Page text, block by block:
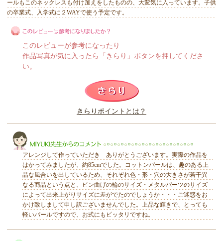
ールもこのネックレスも付け加えをしたものの、大変気に入っています。子供
の卒業式、入学式に２WAYで使う予定です。
このレビューは参考になりましたか？
このレビューが参考になったり
作品写真が気に入ったら「きらり」ボタンを押してくださ
い。
きらりポイントとは？
MIYUKI先生からのコメント
アレンジして作っていただき ありがとうございます。実際の作品を
はかってみましたが、約85cmでした。コットンパールは、趣のある上
品な風合いを出しているため、それぞれ色・形・穴の大きさが若干異
なる商品という点と、ピン曲げの輪のサイズ・メタルパーツのサイズ
によって出来上がりサイズに差がでたのでしょうか・・・ご迷惑をお
かけ致しまして申し訳ございませんでした。上品な輝きで、とっても
軽いパールですので、お式にもピッタリですね。